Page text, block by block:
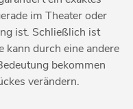
im Theater oder
ist. Schließlich ist
kann durch eine andere
bekommen
verändern.